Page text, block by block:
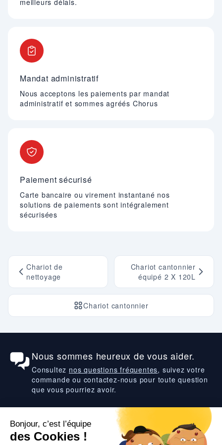
Mandat administratif
Nous acceptons les paiements par mandat
administratif et sommes agréés Chorus
Paiement sécurisé
Carte bancaire ou virement instantané nos
solutions de paiements sont intégralement
sécurisées
Chariot de
nettoyage
Chariot cantonnier
Chariot cantonnier
équipé 2 X 120L
Nous sommes heureux de vous aider.
Consultez nos questions fréquentes, suivez votre
commande ou contactez-nous pour toute question
que vous pourriez avoir.
Suivez-nous